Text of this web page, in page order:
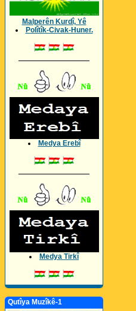
Malperên Kurdî, Yê
Polîtîk-Civak-Huner.
Medya Erebî
Medya Tirkî
Qutîya Muzîkê-1